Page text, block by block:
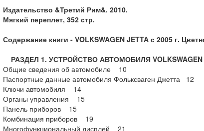
Издательство &Третий Рим&. 2010.
Мягкий переплет, 352 стр.
Содержание книги - VOLKSWAGEN JETTA с 2005 г.
РАЗДЕЛ 1. УСТРОЙСТВО АВТОМОБИЛЯ VOLKSWAGEN
Общие сведения об автомобиле 10
Паспортные данные автомобиля Фольксваген Джетта 12
Ключи автомобиля 14
Органы управления 15
Панель приборов 15
Комбинация приборов 19
Многофункциональный дисплей 21